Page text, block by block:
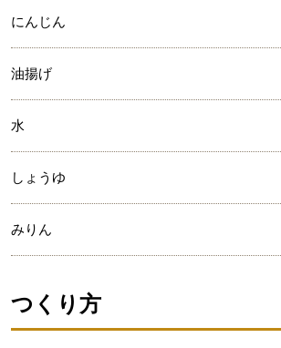
にんじん
油揚げ
水
しょうゆ
みりん
つくり方